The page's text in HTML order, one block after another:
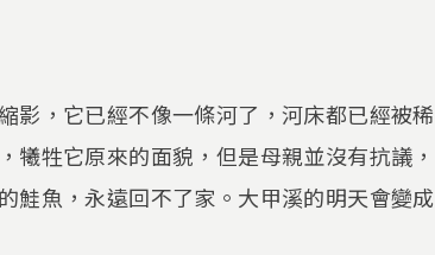
影，它已經不像一條河了，河床都已經被稀
牲它原來的面貌，但是母親並沒有抗議，
鮭魚，永遠回不了家。大甲溪的明天會變成